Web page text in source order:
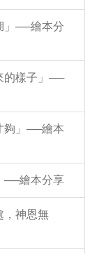
」──繪本分
的樣子」──
夠」──繪本
──繪本分享
，神恩無